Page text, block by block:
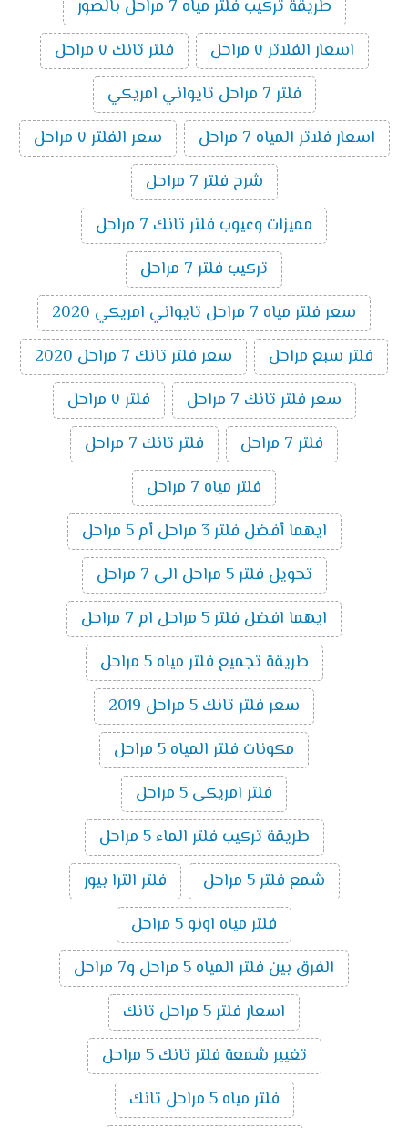
طريقة تركيب فلتر مياه 7 مراحل بالصور
اسعار الفلاتر ٧ مراحل
فلتر تانك ٧ مراحل
فلتر 7 مراحل تايواني امريكي
اسعار فلاتر المياه 7 مراحل
سعر الفلتر ٧ مراحل
شرح فلتر 7 مراحل
مميزات وعيوب فلتر تانك 7 مراحل
تركيب فلتر 7 مراحل
سعر فلتر مياه 7 مراحل تايواني امريكي 2020
فلتر سبع مراحل
سعر فلتر تانك 7 مراحل 2020
سعر فلتر تانك 7 مراحل
فلتر ٧ مراحل
فلتر 7 مراحل
فلتر تانك 7 مراحل
فلتر مياه 7 مراحل
ايهما أفضل فلتر 3 مراحل أم 5 مراحل
تحويل فلتر 5 مراحل الى 7 مراحل
ايهما افضل فلتر 5 مراحل ام 7 مراحل
طريقة تجميع فلتر مياه 5 مراحل
سعر فلتر تانك 5 مراحل 2019
مكونات فلتر المياه 5 مراحل
فلتر امريكى 5 مراحل
طريقة تركيب فلتر الماء 5 مراحل
شمع فلتر 5 مراحل
فلتر الترا بيور
فلتر مياه اونو 5 مراحل
الفرق بين فلتر المياه 5 مراحل و7 مراحل
اسعار فلتر 5 مراحل تانك
تغيير شمعة فلتر تانك 5 مراحل
فلتر مياه 5 مراحل تانك